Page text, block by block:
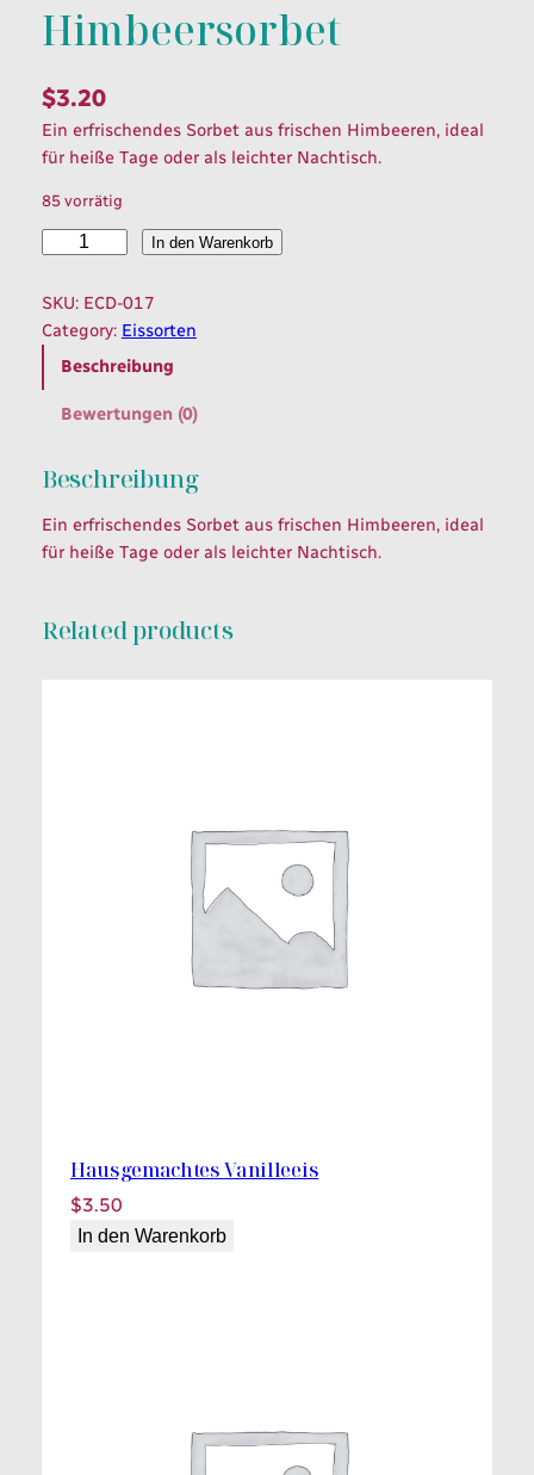
Himbeersorbet
$3.20
Ein erfrischendes Sorbet aus frischen Himbeeren, ideal
für heiße Tage oder als leichter Nachtisch.
85 vorrätig
m
b
e
r
b
e
e
In den Warenkorb
SKU: ECD-017
Category: Eissorten
Beschreibung
Bewertungen (0)
Beschreibung
Ein erfrischendes Sorbet aus frischen Himbeeren, ideal
für heiße Tage oder als leichter Nachtisch.
Related products
Hausgemachtes Vanilleeis
$3.50
In den Warenkorb